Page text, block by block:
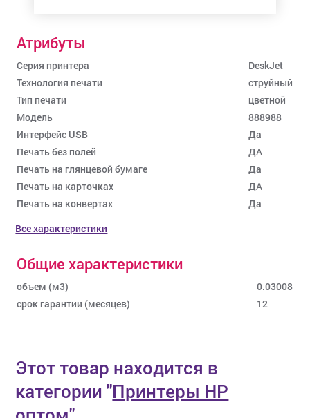
Атрибуты
Серия принтера
DeskJet
Технология печати
струйный
Тип печати
цветной
Модель
888988
Интерфейс USB
Да
Печать без полей
ДА
Печать на глянцевой бумаге
Да
Печать на карточках
ДА
Печать на конвертах
Да
Все характеристики
Общие характеристики
объем (м3)
0.03008
срок гарантии (месяцев)
12
Этот товар находится в
категории"Принтеры HP